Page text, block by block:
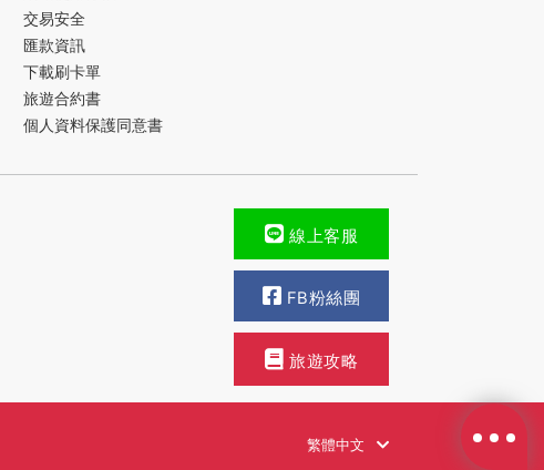
交易安全
匯款資訊
下載刷卡單
旅遊合約書
個人資料保護同意書
線上客服
FB粉絲團
旅遊攻略
繁體中文